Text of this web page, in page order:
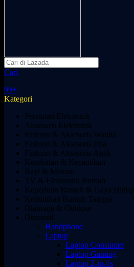
Cari
99+
Kategori
Peralatan Elektronik
Aksesoris Elektronik
Fashion & Aksesoris Wanita
Fashion & Aksesoris Pria
Fashion & Aksesoris Anak
Kesehatan & Kecantikan
Bayi & Mainan
TV & Elektronik Rumah
Keperluan Rumah & Gaya Hidup
Kebutuhan Rumah Tangga
Olahraga & Outdoor
Otomotif
Handphone
Laptop
Laptop Consumer
Laptop Gaming
Laptop 2-in-1s